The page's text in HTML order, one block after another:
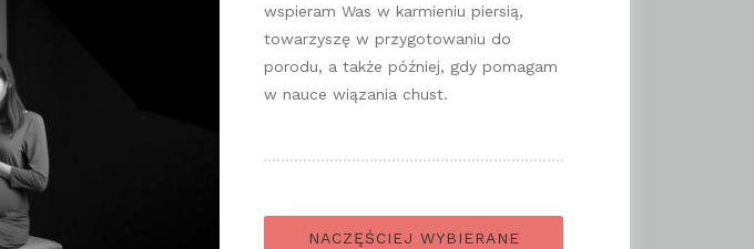
wspieram Was w karmieniu piersią,
towarzyszę w przygotowaniu do
porodu, a także później, gdy pomagam
w nauce wiązania chust.
NACZĘŚCIEJ WYBIERANE